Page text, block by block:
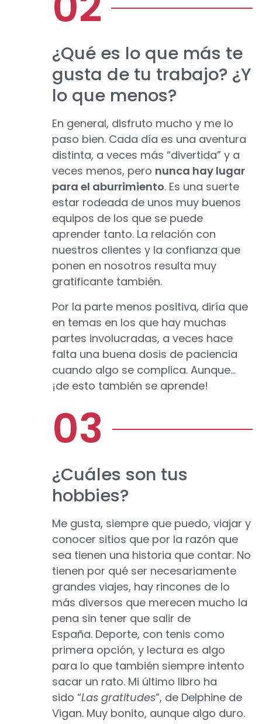
¿Qué es lo que más te
gusta de tu trabajo? ¿Y
lo que menos?
En general, disfruto mucho y me lo
paso bien. Cada día es una aventura
distinta, a veces más “divertida” y a
veces menos, pero nunca hay lugar
para el aburrimiento. Es una suerte
estar rodeada de unos muy buenos
equipos de los que se puede
aprender tanto. La relación con
nuestros clientes y la confianza que
ponen en nosotros resulta muy
gratificante también.
Por la parte menos positiva, diría que
en temas en los que hay muchas
partes involucradas, a veces hace
falta una buena dosis de paciencia
cuando algo se complica. Aunque…
¡de esto también se aprende!
¿Cuáles son tus
hobbies?
Me gusta, siempre que puedo, viajar y
conocer sitios que por la razón que
sea tienen una historia que contar. No
tienen por qué ser necesariamente
grandes viajes, hay rincones de lo
más diversos que merecen mucho la
pena sin tener que salir de
España. Deporte, con tenis como
primera opción, y lectura es algo
para lo que también siempre intento
sacar un rato. Mi último libro ha
sido “Las gratitudes”, de Delphine de
Vigan. Muy bonito, aunque algo duro.